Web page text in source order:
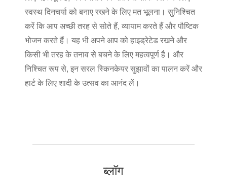
स्वस्थ दिनचर्या को बनाए रखने के लिए मत भूलना। सुनिश्चित
करें कि आप अच्छी तरह से सोते हैं, व्यायाम करते हैं और पौष्टिक
भोजन करते हैं। यह भी अपने आप को हाइड्रेटेड रखने और
किसी भी तरह के तनाव से बचने के लिए महत्वपूर्ण है। और
निश्चित रूप से, इन सरल स्किनकेयर सुझावों का पालन करें और
हार्ट के लिए शादी के उत्सव का आनंद लें।
ब्लॉग